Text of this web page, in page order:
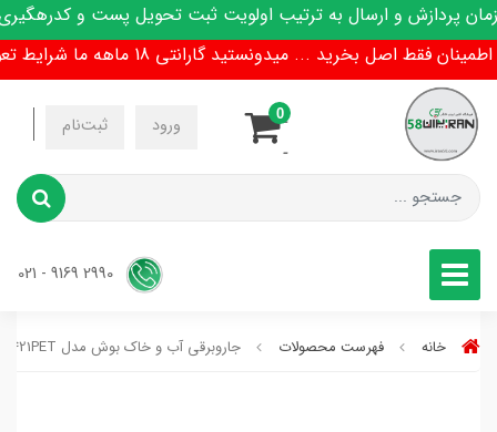
و ارسال به ترتیب اولویت ثبت تحویل پست و کدرهگیری
فقط اصل بخرید ... میدونستید گارانتی 18 ماهه ما شرایط تعویض هم داره !
ورود ثبت‌نام
-
-
0
خانه فهرست محصولات جاروبرقی آب و خاک بوش مدل BWD421PET